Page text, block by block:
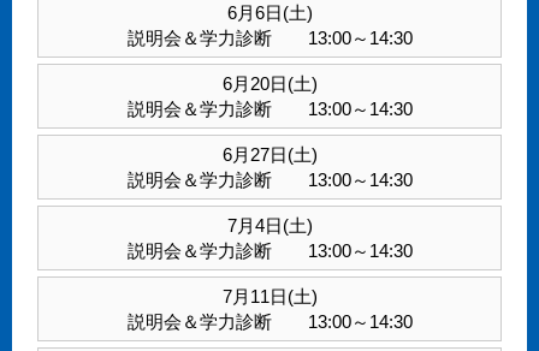
6月6日(土)
説明会＆学力診断 13:00～14:30
6月20日(土)
説明会＆学力診断 13:00～14:30
6月27日(土)
説明会＆学力診断 13:00～14:30
7月4日(土)
説明会＆学力診断 13:00～14:30
7月11日(土)
説明会＆学力診断 13:00～14:30